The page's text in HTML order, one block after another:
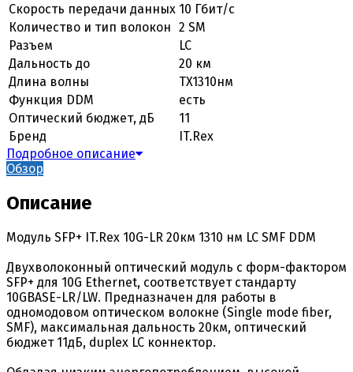
Скорость передачи данных 10 Гбит/с
Количество и тип волокон 2 SM
Разъем
LC
Дальность до
20 км
Длина волны
TX1310нм
Функция DDM
есть
Оптический бюджет, дБ
11
Бренд
IT.Rex
Подробное описание
Обзор
Описание
Модуль SFP+ IT.Rex 10G-LR 20км 1310 нм LC SMF DDM
Двухволоконный оптический модуль с форм-фактором
SFP+ для 10G Ethernet, соответствует стандарту
10GBASE-LR/LW. Предназначен для работы в
одномодовом оптическом волокне (Single mode fiber,
SMF), максимальная дальность 20км, оптический
бюджет 11дБ, duplex LC коннектор.